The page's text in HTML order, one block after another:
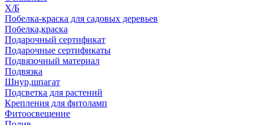
Х/Б
Побелка-краска для садовых деревьев
Побелка,краска
Подарочный сертификат
Подарочные сертификаты
Подвязочный материал
Подвязка
Шнур,шпагат
Подсветка для растений
Крепления для фитоламп
Фитоосвещение